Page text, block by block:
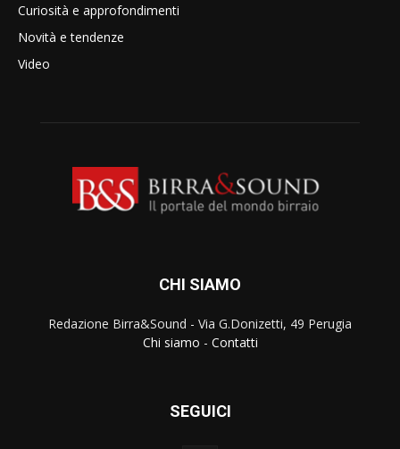
Curiosità e approfondimenti
Novità e tendenze
Video
CHI SIAMO
Redazione Birra&Sound - Via G.Donizetti, 49 Perugia
Chi siamo - Contatti
SEGUICI